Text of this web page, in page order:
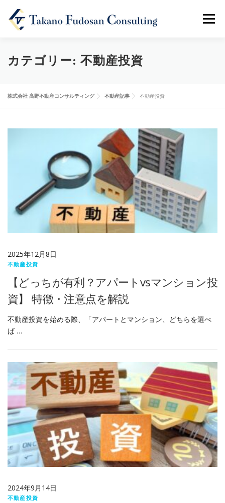
メニュ
ホーム 会社概要 事業内容
お問い合わせ
カテゴリー: 不動産投資
株式会社 髙野不動産コンサルティング 不動産記事 不動産投資
2025年12月8日
不動産投資
【どっちが有利？アパートvsマンション投
資】 特徴・注意点を解説
不動産投資を始める際、「アパートとマンション、どちらを選べ
ば …
2024年9月14日
不動産投資